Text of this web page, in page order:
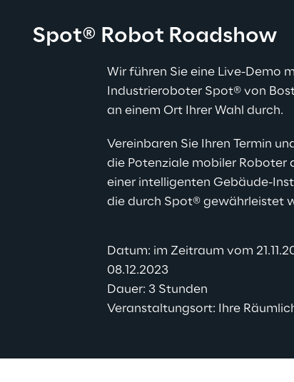
Spot® Robot Roadshow
Wir führen Sie eine Live-Demo
Industrieroboter Spot® von
an einem Ort Ihrer Wahl durch.
Vereinbaren Sie Ihren Termin
die Potenziale mobiler Roboter
einer intelligenten Gebäude-
die durch Spot® gewährleistet
Datum: im Zeitraum vom
08.12.2023
Dauer: 3 Stunden
Veranstaltungsort: Ihre